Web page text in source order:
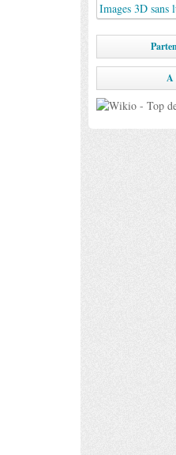
Images 3D sans
A